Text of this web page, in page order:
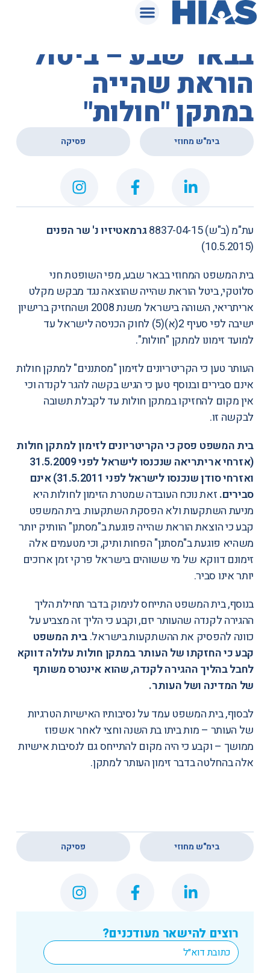
המאגר המשפטי
בית המשפט המחוזי
בבאר שבע – ביטול
הוראת שהייה
במתקן "חולות"
בימ"ש מחוזי פסיקה
עת"מ (ב"ש) 8837-04-15
גרמאטיזיו נ' שר הפנים
(10.5.2015)
בית המשפט המחוזי בבאר שבע, מפי השופטת חני
סלוטקי, ביטל הוראת שהייה שהוצאה נגד מבקש מקלט
אריתריאי, השוהה בישראל משנת 2008 ושהחזיק ברישיון
ישיבה לפי סעיף 2(א)(5) לחוק הכניסה לישראל עד
למועד זימונו למתקן "חולות".
העותר טען כי הקריטריונים לזימון "מסתננים" למתקן חולות
אינם סבירים ובנוסף טען כי הגיש בקשה להגר לקנדה וכי
אין מקום להחזיקו במתקן חולות עד לקבלת תשובה
לבקשה זו.
בית המשפט פסק כי הקריטריונים לזימון למתקן חולות
(אזרחי אריתריאה שנכנסו לישראל לפני 31.5.2009
ואזרחי סודן שנכנסו לישראל לפני 31.5.2011) אינם
סבירים.זאת נוכח העובדה שמטרת הזימון לחולות היא
מניעת השתקעות ולא הפסקת השתקעות. בית המשפט
קבע כי הוצאת הוראת שהייה פוגעת ב"מסתנן" הוותיק יותר
משהיא פוגעת ב"מסתנן" הפחות ותיק, וכי מטעמים אלה
זימונם דווקא של מי ששוהים בישראל פרקי זמן ארוכים
יותר אינו סביר.
בנוסף, בית המשפט התייחס לנימוק בדבר תחילת הליך
ההגירה לקנדה שהעותר יזם, וקבע כי הליך זה מצביע על
כוונה להפסיק את ההשתקעות בישראל.בית המשפט
קבע כי החזקתו של העותר במתקן חולות עלולה דווקא
לחבל בהליך ההגירה לקנדה, שהוא אינטרס משותף
של המדינה ושל העותר.
לבסוף, בית המשפט עמד על נסיבותיו האישיות הטרגיות
של העותר – מות ביתו בת השנה וחצי לאחר אשפוז
ממושך – וקבע כי היה מקום להתייחס גם לנסיבות אישיות
אלה בהחלטה בדבר זימון העותר למתקן.
רוצים להישאר מעודכנים?
Email
*
בימ"ש מחוזי פסיקה